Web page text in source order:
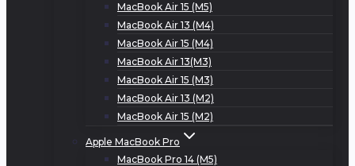
MacBook Air 15 (M5)
MacBook Air 13 (M4)
MacBook Air 15 (M4)
MacBook Air 13(M3)
MacBook Air 15 (M3)
MacBook Air 13 (M2)
MacBook Air 15 (M2)
Apple MacBook Pro
MacBook Pro 14 (M5)